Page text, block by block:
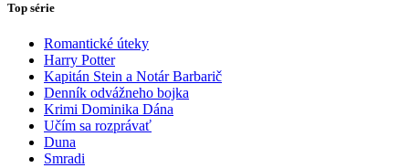
Top série
Romantické úteky
Harry Potter
Kapitán Stein a Notár Barbarič
Denník odvážneho bojka
Krimi Dominika Dána
Učím sa rozprávať
Duna
Smradi